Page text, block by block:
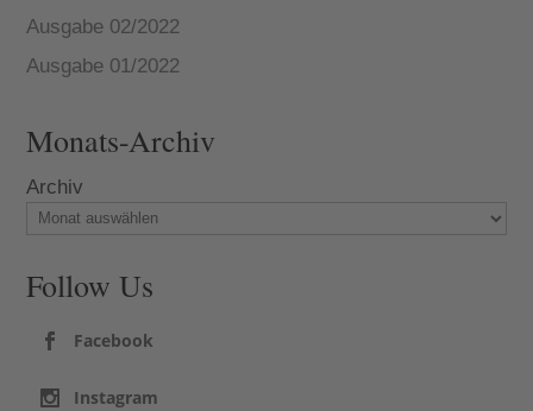
Ausgabe 02/2022
Ausgabe 01/2022
Monats-Archiv
Archiv
Follow Us
Facebook
Instagram